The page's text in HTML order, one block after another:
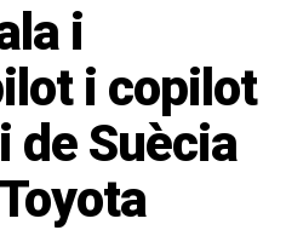
i
i copilot
de Suècia